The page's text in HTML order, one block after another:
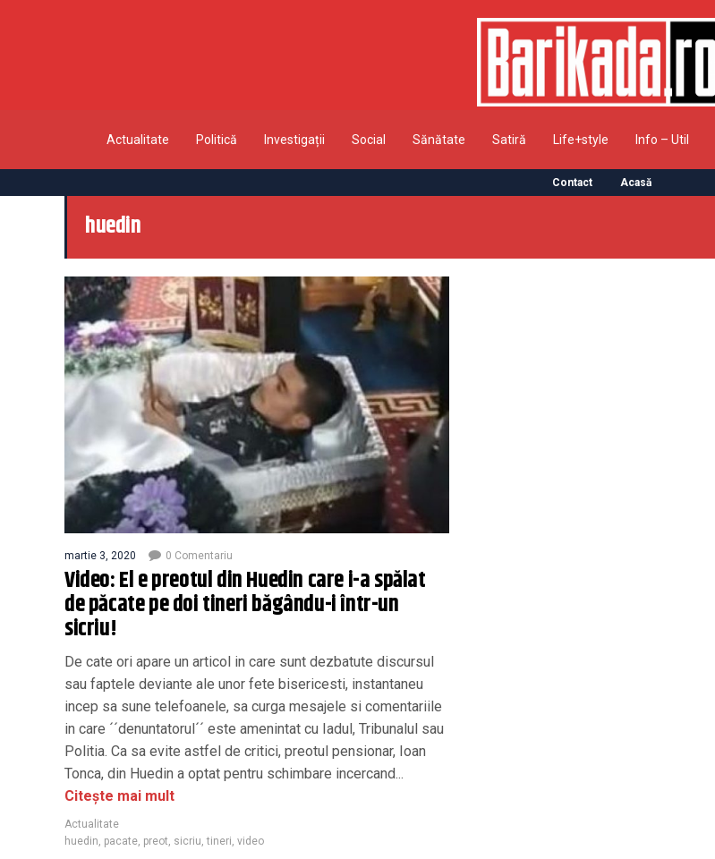
Actualitate Politică Investigații Social Sănătate Satiră Life+style Info – Util
Contact Acasă
huedin
martie 3, 2020 0 Comentariu
Video: El e preotul din Huedin care i-a spălat
de păcate pe doi tineri băgându-i într-un
sicriu!
De cate ori apare un articol in care sunt dezbatute discursul
sau faptele deviante ale unor fete bisericesti, instantaneu
incep sa sune telefoanele, sa curga mesajele si comentariile
in care ´´denuntatorul´´ este amenintat cu Iadul, Tribunalul sau
Politia. Ca sa evite astfel de critici, preotul pensionar, Ioan
Tonca, din Huedin a optat pentru schimbare incercand...
Citește mai mult
Actualitate
huedin pacate preot sicriu ,tineri video